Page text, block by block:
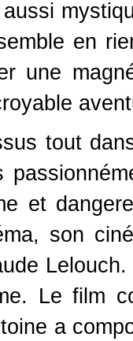
en
une
tout
et
son
Le film
a